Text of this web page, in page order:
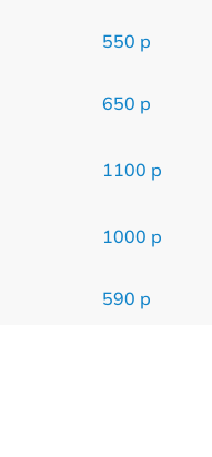
550 р
650 р
1100 р
1000 р
590 р